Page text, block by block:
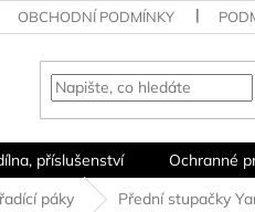
OBCHODNÍ PODMÍNKY
příslušenství Ochranné
páky Přední stupačky